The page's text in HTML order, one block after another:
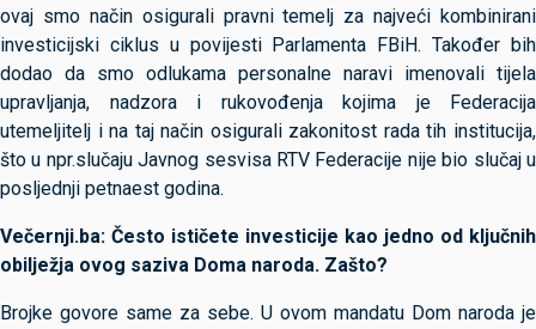
ovaj smo način osigurali pravni temelj za najveći kombinirani
investicijski ciklus u povijesti Parlamenta FBiH. Također bih
dodao da smo odlukama personalne naravi imenovali tijela
upravljanja, nadzora i rukovođenja kojima je Federacija
utemeljitelj i na taj način osigurali zakonitost rada tih institucija,
što u npr.slučaju Javnog sesvisa RTV Federacije nije bio slučaj u
posljednji petnaest godina.
Večernji.ba: Često ističete investicije kao jedno od ključnih
obilježja ovog saziva Doma naroda. Zašto?
Brojke govore same za sebe. U ovom mandatu Dom naroda je